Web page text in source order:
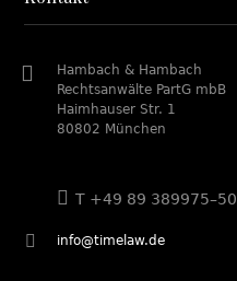
Hambach & Hambach
Rechtsanwälte PartG mbB
Haimhauser Str. 1
80802 München
T +49 89 389975–50
info@timelaw.de